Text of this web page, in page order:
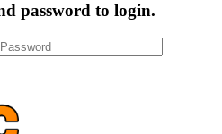
password to login.